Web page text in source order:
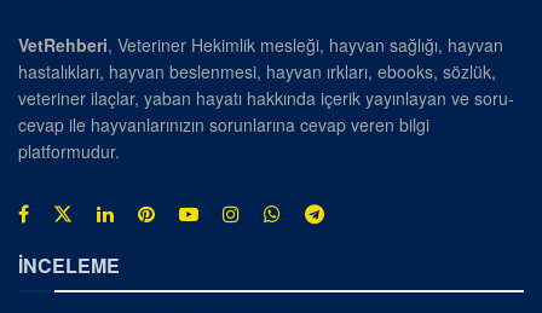
VetRehberi, Veteriner Hekimlik mesleği, hayvan sağlığı, hayvan
hastalıkları, hayvan beslenmesi, hayvan ırkları, ebooks, sözlük,
veteriner ilaçlar, yaban hayatı hakkında içerik yayınlayan ve soru-
cevap ile hayvanlarınızın sorunlarına cevap veren bilgi
platformudur.
İNCELEME